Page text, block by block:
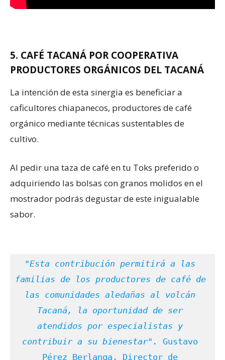
5. CAFÉ TACANÁ POR COOPERATIVA
PRODUCTORES ORGÁNICOS DEL TACANÁ
La intención de esta sinergia es beneficiar a
caficultores chiapanecos, productores de café
orgánico mediante técnicas sustentables de
cultivo.
Al pedir una taza de café en tu Toks preferido o
adquiriendo las bolsas con granos molidos en el
mostrador podrás degustar de este inigualable
sabor.
"Esta contribución permitirá a las
familias de los productores de café de
las comunidades aledañas al volcán
Tacaná, la oportunidad de ser
atendidos por especialistas y
contribuir a su bienestar". Gustavo
Pérez Berlanga, Director de